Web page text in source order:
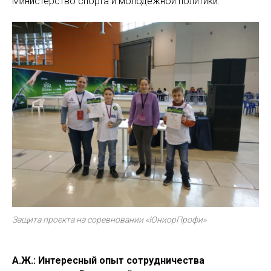
Защита проекта на соревновании «ЮниорПрофи»
А.Ж.: Интересный опыт сотрудничества